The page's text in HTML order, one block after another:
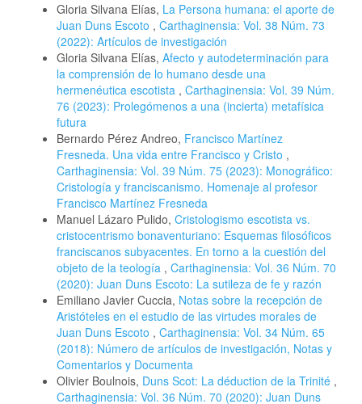
Gloria Silvana Elías, La Persona humana: el aporte de
Juan Duns Escoto , Carthaginensia: Vol. 38 Núm. 73
(2022): Artículos de investigación
Gloria Silvana Elías, Afecto y autodeterminación para
la comprensión de lo humano desde una
hermenéutica escotista , Carthaginensia: Vol. 39 Núm.
76 (2023): Prolegómenos a una (incierta) metafísica
futura
Bernardo Pérez Andreo, Francisco Martínez
Fresneda. Una vida entre Francisco y Cristo ,
Carthaginensia: Vol. 39 Núm. 75 (2023): Monográfico:
Cristología y franciscanismo. Homenaje al profesor
Francisco Martínez Fresneda
Manuel Lázaro Pulido, Cristologismo escotista vs.
cristocentrismo bonaventuriano: Esquemas filosóficos
franciscanos subyacentes. En torno a la cuestión del
objeto de la teología , Carthaginensia: Vol. 36 Núm. 70
(2020): Juan Duns Escoto: La sutileza de fe y razón
Emiliano Javier Cuccia, Notas sobre la recepción de
Aristóteles en el estudio de las virtudes morales de
Juan Duns Escoto , Carthaginensia: Vol. 34 Núm. 65
(2018): Número de artículos de investigación, Notas y
Comentarios y Documenta
Olivier Boulnois, Duns Scot: La déduction de la Trinité ,
Carthaginensia: Vol. 36 Núm. 70 (2020): Juan Duns